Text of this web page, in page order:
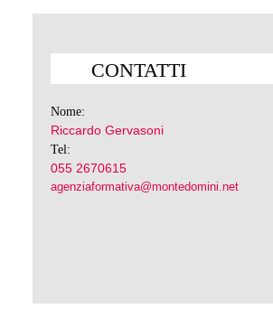
CONTATTI
Nome:
Riccardo Gervasoni
Tel:
055 2670615
agenziaformativa@montedomini.net